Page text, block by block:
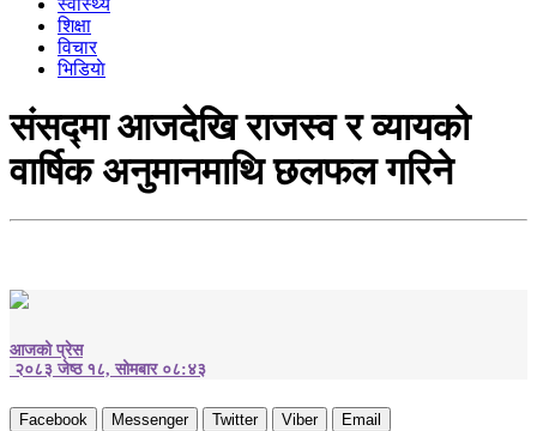
शिक्षा
विचार
भिडियाे
संसद्मा आजदेखि राजस्व र व्यायको
वार्षिक अनुमानमाथि छलफल गरिने
आजको प्रेस
२०८३ जेष्ठ १८, सोमबार ०८:४३
Facebook Messenger Twitter Viber Email